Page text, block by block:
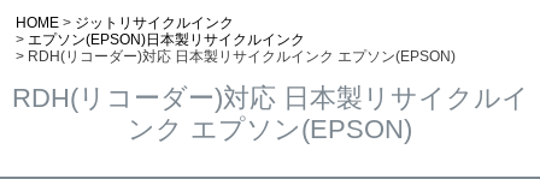
HOME
ジットリサイクルインク
エプソン(EPSON)日本製リサイクルインク
RDH(リコーダー)対応 日本製リサイクルインク エプソン(EPSON)
RDH(リコーダー)対応 日本製リサイクルイ
ンク エプソン(EPSON)